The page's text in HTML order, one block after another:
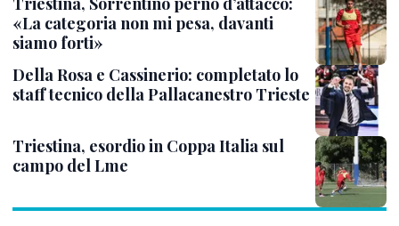
«La categoria non mi pesa, davanti
siamo forti»
Della Rosa e Cassinerio: completato lo
staff tecnico della Pallacanestro Trieste
Triestina, esordio in Coppa Italia sul
campo del Lme